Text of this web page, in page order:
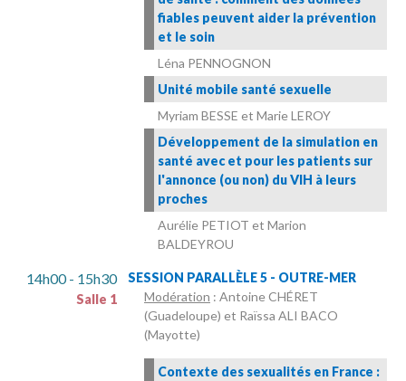
fiables peuvent aider la prévention
et le soin
Léna PENNOGNON
Unité mobile santé sexuelle
Myriam BESSE et Marie LEROY
Développement de la simulation en
santé avec et pour les patients sur
l'annonce (ou non) du VIH à leurs
proches
Aurélie PETIOT et Marion
BALDEYROU
14h00 - 15h30
Salle 1
SESSION PARALLÈLE 5 - OUTRE-MER
Modération : Antoine CHÉRET
(Guadeloupe) et Raïssa ALI BACO
(Mayotte)
Contexte des sexualités en France :